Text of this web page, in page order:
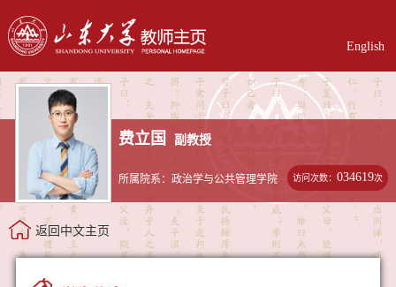
English
费立国 副教授
所属院系：政治学与公共管理学院 访问次数：034619次
返回中文主页